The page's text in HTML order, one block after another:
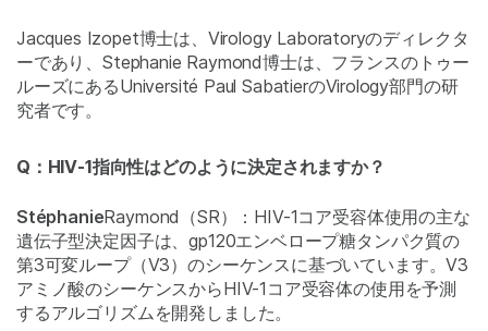
Jacques Izopet博士は、Virology Laboratoryのディレクタ
ーであり、Stephanie Raymond博士は、フランスのトゥー
ルーズにあるUniversité Paul SabatierのVirology部門の研
究者です。
Q：HIV-1指向性はどのように決定されますか？
StéphanieRaymond（SR）：HIV-1コア受容体使用の主な
遺伝子型決定因子は、gp120エンベロープ糖タンパク質の
第3可変ループ（V3）のシーケンスに基づいています。V3
アミノ酸のシーケンスからHIV-1コア受容体の使用を予測
するアルゴリズムを開発しました。